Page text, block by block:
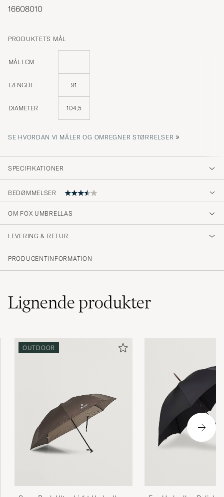
16608010
PRODUKTETS MÅL
MÅL I CM
LÆNGDE 91
DIAMETER 104,5
SE HVORDAN VI MÅLER OG OMREGNER STØRRELSER »
SPECIFIKATIONER
BEDØMMELSER
Beautiful, Classic and solid umbrella
BERIT U KØBTE PÅ CAREOFCARL.NO
OM FOX UMBRELLAS
LEVERING & RETUR
PRODUCENTINFORMATION
Lignendeprodukter
OUTDOOR